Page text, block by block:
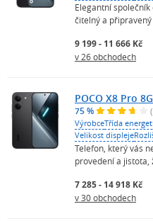
Elegantní
čitelný a
9 199 - 11 666 Kč
v 26 obchodech
POCO X8 Pro
75 %
VýrobceTřída
Velikost displeje
Telefon, který vás
provedení a jistota,
7 285 - 14 918 Kč
v 30 obchodech